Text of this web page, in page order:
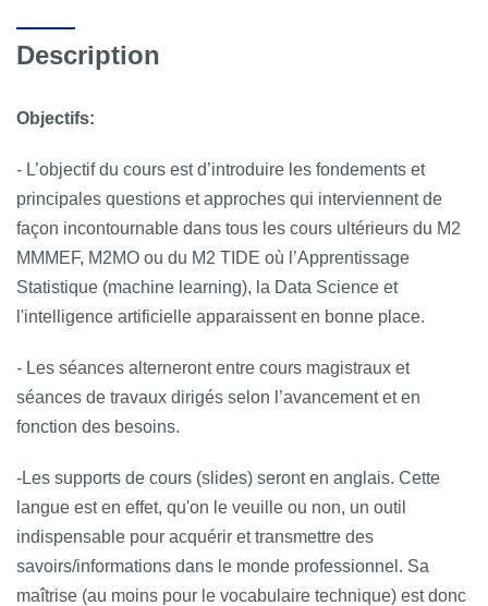
Description
Objectifs:
- L’objectif du cours est d’introduire les fondements et
principales questions et approches qui interviennent de
façon incontournable dans tous les cours ultérieurs du M2
MMMEF, M2MO ou du M2 TIDE où l’Apprentissage
Statistique (machine learning), la Data Science et
l'intelligence artificielle apparaissent en bonne place.
- Les séances alterneront entre cours magistraux et
séances de travaux dirigés selon l’avancement et en
fonction des besoins.
-Les supports de cours (slides) seront en anglais. Cette
langue est en effet, qu'on le veuille ou non, un outil
indispensable pour acquérir et transmettre des
savoirs/informations dans le monde professionnel. Sa
maîtrise (au moins pour le vocabulaire technique) est donc